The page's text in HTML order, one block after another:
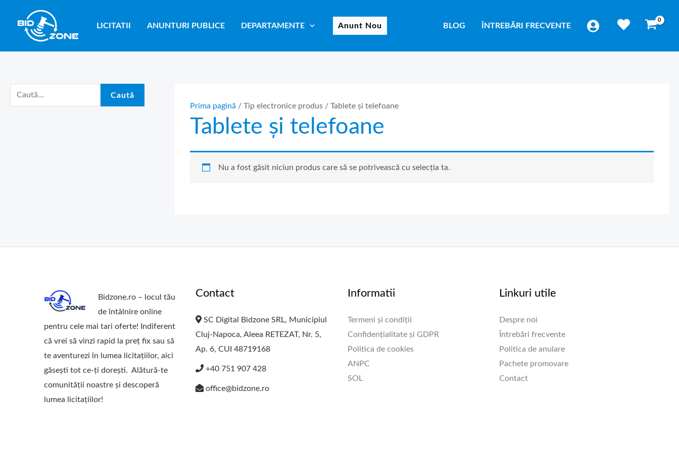
content
LICITATII ANUNTURI PUBLICE DEPARTAMENTE Anunt Nou BLOG ÎNTREBĂRI FRECVENTE
u
Caută
Prima pagină / Tip electronice produs / Tablete și telefoane
Tablete și telefoane
Nu a fost găsit niciun produs care să se potrivească cu selecția ta.
Bidzone.ro – locul tău
de întâlnire online
pentru cele mai tari oferte! Indiferent
că vrei să vinzi rapid la preț fix sau să
te aventurezi în lumea licitațiilor, aici
găsești tot ce-ți dorești. Alătură-te
comunității noastre și descoperă
lumea licitațiilor!
Contact
SC Digital Bidzone SRL, Municipiul
Cluj-Napoca, Aleea RETEZAT, Nr. 5,
Ap. 6, CUI 48719168
+40 751 907 428
office@bidzone.ro
Informatii
Termeni și condiții
Confidențialitate și GDPR
Politica de cookies
ANPC
SOL
Linkuri utile
Despre noi
Întrebări frecvente
Politica de anulare
Pachete promovare
Contact